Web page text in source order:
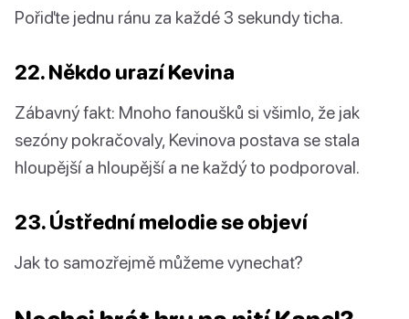
Pořiďte jednu ránu za každé 3 sekundy ticha.
22. Někdo urazí Kevina
Zábavný fakt: Mnoho fanoušků si všimlo, že jak
sezóny pokračovaly, Kevinova postava se stala
hloupější a hloupější a ne každý to podporoval.
23. Ústřední melodie se objeví
Jak to samozřejmě můžeme vynechat?